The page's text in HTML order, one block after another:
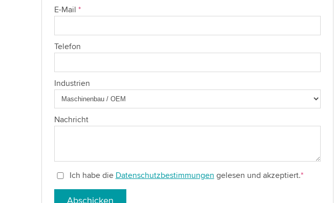
E-Mail *
Telefon
Industrien
Nachricht
Ich habe die Datenschutzbestimmungen gelesen und akzeptiert.*
Abschicken